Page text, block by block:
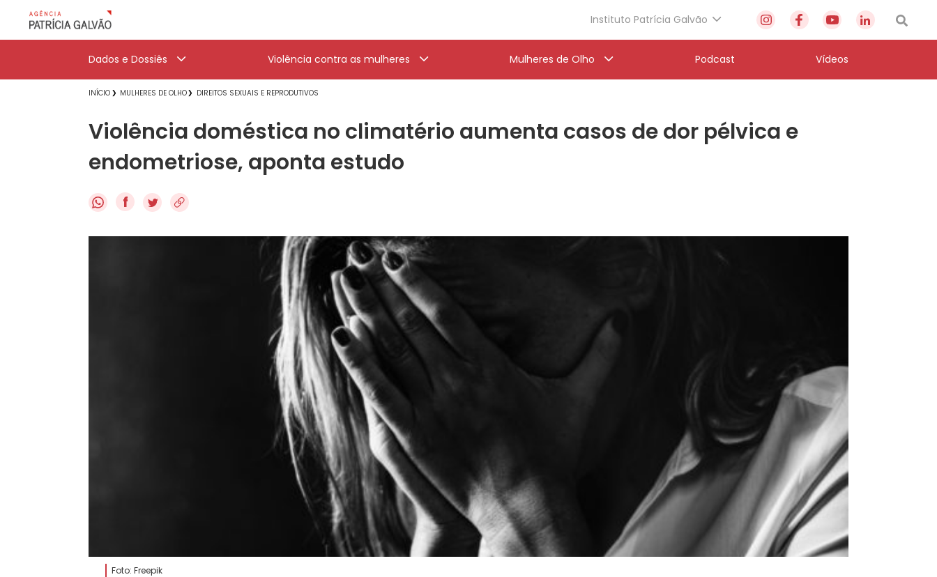
Instituto Patrícia Galvão
Dados e Dossiês Violência contra as mulheres Mulheres de Olho Podcast Vídeos
INÍCIO MULHERES DE OLHO DIREITOS SEXUAIS E REPRODUTIVOS
Violência doméstica no climatério aumenta casos de dor pélvica e
endometriose, aponta estudo
f
Foto: Freepik